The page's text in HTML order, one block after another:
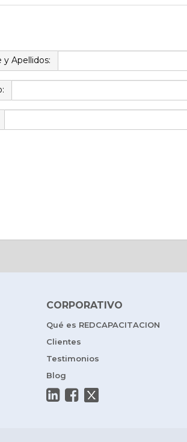
y Apellidos:
CORPORATIVO
Qué es REDCAPACITACION
Clientes
Testimonios
Blog